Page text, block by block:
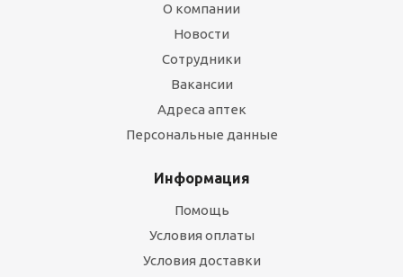
О компании
Новости
Сотрудники
Вакансии
Адреса аптек
Персональные данные
Информация
Помощь
Условия оплаты
Условия доставки